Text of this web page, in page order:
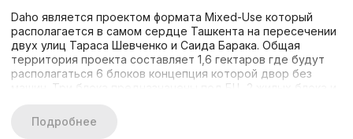
Daho является проектом формата Mixed-Use который
располагается в самом сердце Ташкента на пересечении
двух улиц Тараса Шевченко и Саида Барака. Общая
территория проекта составляет 1,6 гектаров где будут
располагаться 6 блоков концепция которой двор без
машин. Три блока предназначены под БЦ, 2 жилых блока и
функционировать помещения под стрит ритейл.
Предусмотрен 2 этажный подземный паркинг на 761
Подробнее